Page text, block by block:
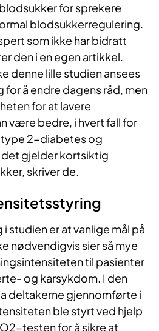
for sprekere
blodsukkerregulering.
som ikke har bidratt
den i en egen artikkel.
denne lille studien ansees
for å endre dagens råd, men
for at lavere
være bedre, i hvert fall for
type 2-diabetes og
gjelder kortsiktig
skriver de.
studien er at vanlige mål på
nødvendigvis sier så mye
til pasienter
og karsykdom. I den
deltakerne gjennomførte i
ble styrt ved hjelp
testen for å sikre at